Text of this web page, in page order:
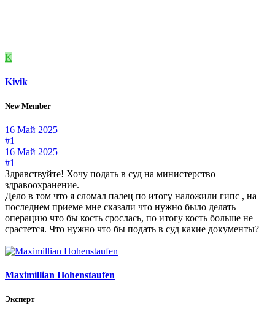
K
Kivik
New Member
16 Май 2025
#1
16 Май 2025
#1
Здравствуйте! Хочу подать в суд на министерство
здравоохранение.
Дело в том что я сломал палец по итогу наложили гипс , на
последнем приеме мне сказали что нужно было делать
операцию что бы кость срослась, по итогу кость больше не
срастется. Что нужно что бы подать в суд какие документы?
Maximillian Hohenstaufen
Эксперт